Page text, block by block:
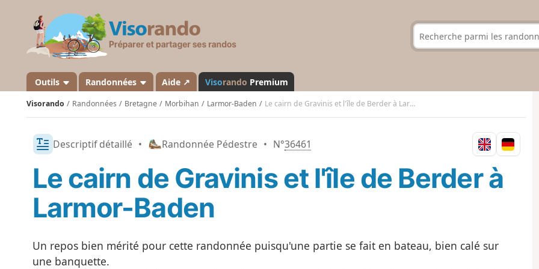
s
a
n
d
o
Outils Randonnées Aide ↗ Visorando Premium
Visorando Randonnées Bretagne Morbihan Larmor-Baden Le cairn de Gravinis et l'île de Berder à Larmor-Baden
Descriptif détaillé • Randonnée Pédestre • N°36461
Le cairn de Gravinis et l'île de Berder à
Larmor-Baden
Un repos bien mérité pour cette randonnée puisqu'une partie se fait en bateau, bien calé sur
une banquette.